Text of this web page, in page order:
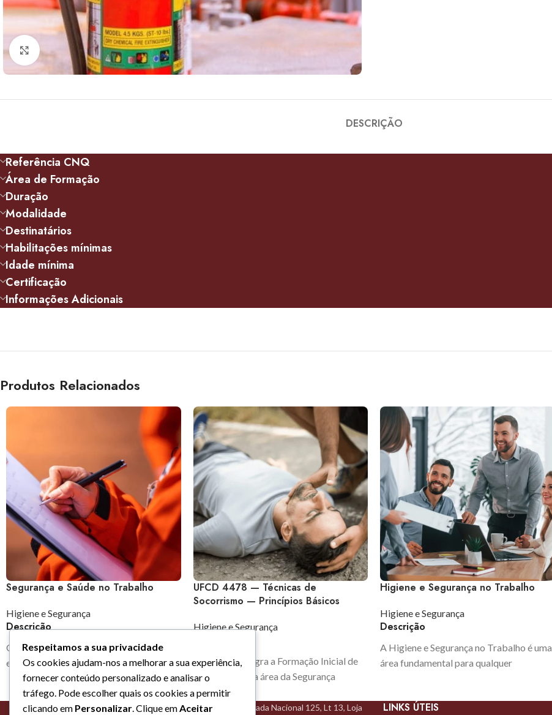
Click to enlarge
DESCRIÇÃO
Referência CNQ
Área de Formação
Duração
Modalidade
Destinatários
Habilitações mínimas
Idade mínima
Certificação
Informações Adicionais
Produtos Relacionados
Segurança e Saúde no Trabalho
Higiene e Segurança
Descrição
O tema da Segurança e Saúde no Trabalho
encontra-se cada vez mais presente na
sociedade atual, evoluindo a par com o
desenvolvimento do mercado de
trabalho. A reformulação e atualização
UFCD 4478 — Técnicas de
Socorrismo — Princípios Básicos
Higiene e Segurança
Este curso integra a Formação Inicial de
Qualificação na área da Segurança
Privada (Portaria n.º 304/2021, de 17 de
dezembro) e faz parte do Catálogo
Higiene e Segurança no Trabalho
Higiene e Segurança
Descrição
A Higiene e Segurança no Trabalho é uma
área fundamental para qualquer
de setembro, impõe obrigações claras às
Algarve - Estrada Nacional 125, Lt 13, Loja LINKS ÚTEIS
Respeitamos a sua privacidade
Os cookies ajudam-nos a melhorar a sua experiência,
fornecer conteúdo personalizado e analisar o
tráfego. Pode escolher quais os cookies a permitir
clicando em Personalizar. Clique emAceitar